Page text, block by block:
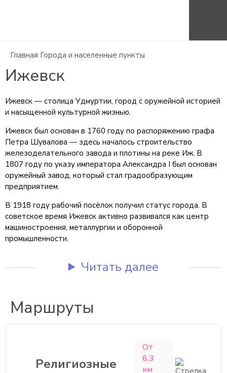
Главная Города и населенные пункты
Ижевск
Ижевск — столица Удмуртии, город с оружейной историей
и насыщенной культурной жизнью.
Ижевск был основан в 1760 году по распоряжению графа
Петра Шувалова — здесь началось строительство
железоделательного завода и плотины на реке Иж. В
1807 году по указу императора Александра I был основан
оружейный завод, который стал градообразующим
предприятием.
В 1918 году рабочий посёлок получил статус города. В
советское время Ижевск активно развивался как центр
машиностроения, металлургии и оборонной
промышленности.
Читать далее
Маршруты
Религиозные
От
6,3
км